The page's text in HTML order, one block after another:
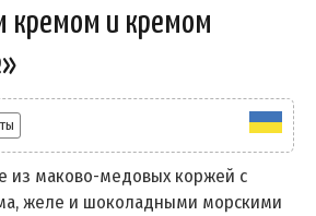
кремом и кремом
из маково-медовых коржей с
желе и шоколадными морскими